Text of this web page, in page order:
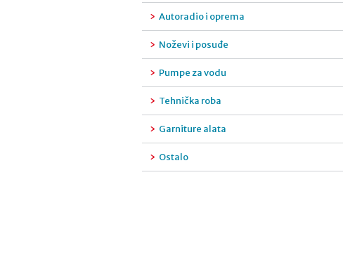
Autoradio i oprema
Noževi i posuđe
Pumpe za vodu
Tehnička roba
Garniture alata
Ostalo